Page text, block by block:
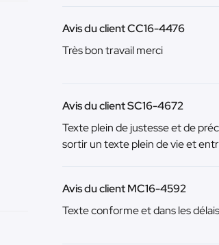
Avis du client CC16-4476
Très bon travail merci
Avis du client SC16-4672
Texte plein de justesse et de
sortir un texte plein de vie et
Avis du client MC16-4592
Texte conforme et dans les